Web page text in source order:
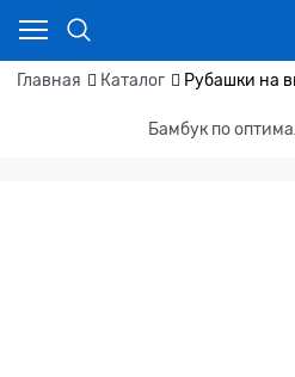
Главная Каталог Рубашки на
Бамбук по